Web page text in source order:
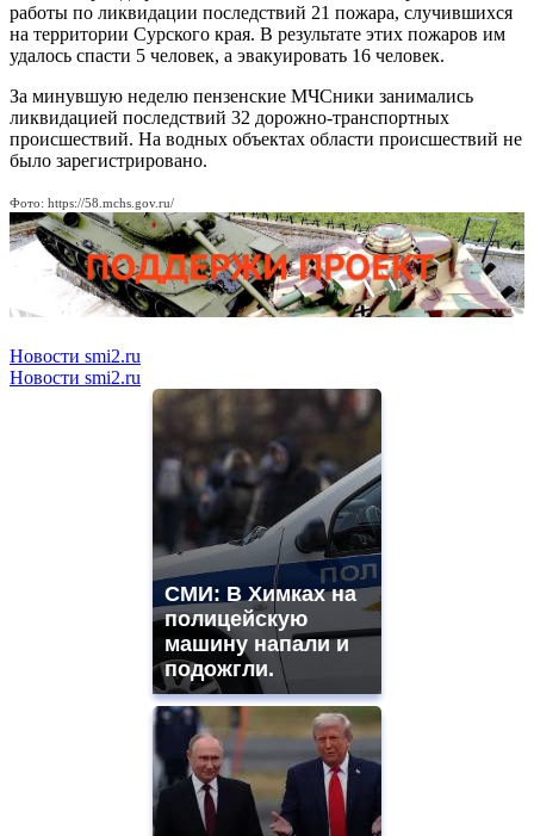
работы по ликвидации последствий 21 пожара, случившихся
на территории Сурского края. В результате этих пожаров им
удалось спасти 5 человек, а эвакуировать 16 человек.
За минувшую неделю пензенские МЧСники занимались
ликвидацией последствий 32 дорожно-транспортных
происшествий. На водных объектах области происшествий не
было зарегистрировано.
Фото: https://58.mchs.gov.ru/
Новости smi2.ru
Новости smi2.ru
СМИ: В Химках на
полицейскую
машину напали и
подожгли.